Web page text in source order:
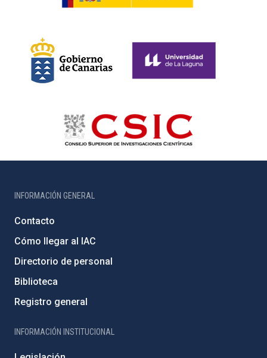
INFORMACIÓN GENERAL
Contacto
Cómo llegar al IAC
Directorio de personal
Biblioteca
Registro general
INFORMACIÓN INSTITUCIONAL